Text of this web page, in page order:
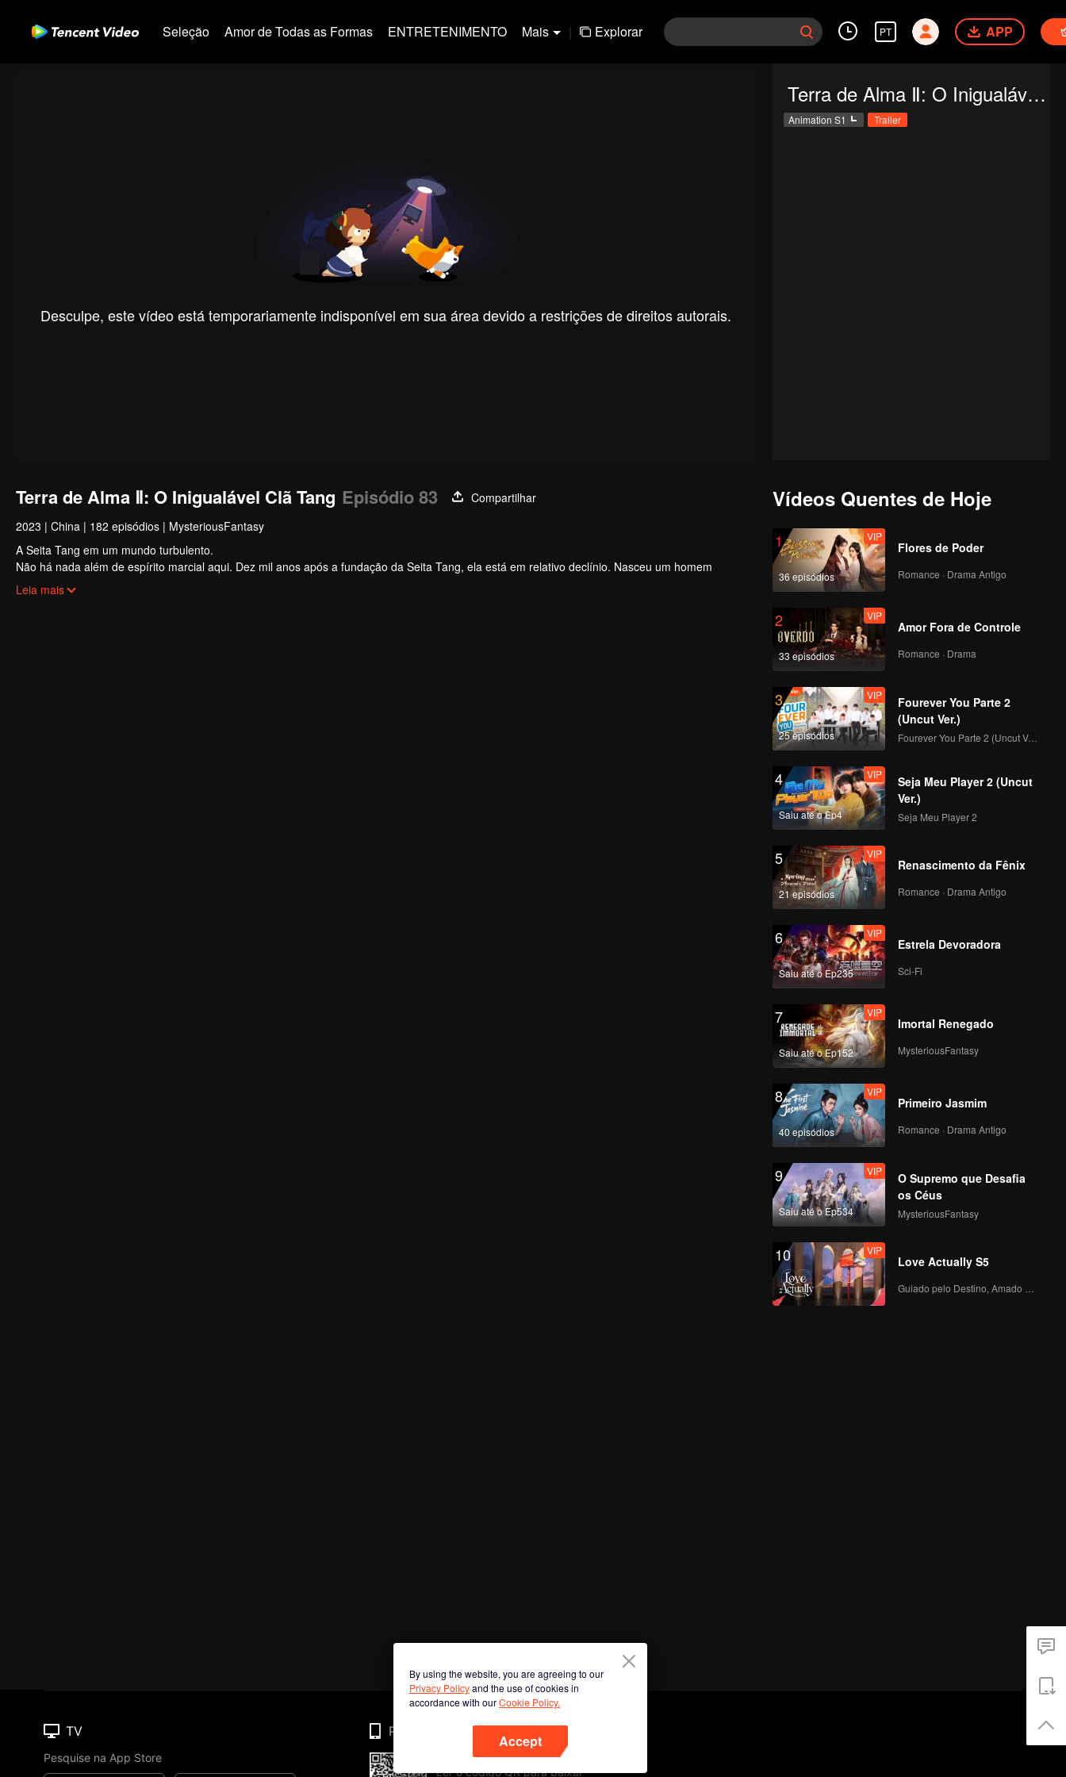
Seleção Amor de Todas as Formas ENTRETENIMENTO Mais | Explorar PT APP
Desculpe, este vídeo está temporariamente indisponível em sua área devido a restrições de direitos autorais.
Terra de Alma Ⅱ: O Inigualável Clã Tang
Animation S1 Trailer
Terra de Alma Ⅱ: O Inigualável Clã Tang Episódio 83
Compartilhar
2023 | China | 182 episódios | MysteriousFantasy
A Seita Tang em um mundo turbulento.
Não há nada além de espírito marcial aqui. Dez mil anos após a fundação da Seita Tang, ela está em relativo declínio. Nasceu um homem
extremamente talentoso. Os novos Shrek Seven Monsters podem reviver a Seita Tang e trazê-la de volta à glória?
Leia mais
Vídeos Quentes de Hoje
1
36 episódios
VIP
Flores de Poder
Romance · Drama Antigo
2
33 episódios
VIP
Amor Fora de Controle
Romance · Drama
3
25 episódios
VIP
Fourever You Parte 2
(Uncut Ver.)
Fourever You Parte 2 (Uncut Ver.)
4
Saiu até o Ep4
VIP
Seja Meu Player 2 (Uncut
Ver.)
Seja Meu Player 2
5
21 episódios
VIP
Renascimento da Fênix
Romance · Drama Antigo
6
Saiu até o Ep235
VIP
Estrela Devoradora
Sci-Fi
7
Saiu até o Ep152
VIP
Imortal Renegado
MysteriousFantasy
8
40 episódios
VIP
Primeiro Jasmim
Romance · Drama Antigo
9
Saiu até o Ep534
VIP
O Supremo que Desafia
os Céus
MysteriousFantasy
10 VIP
Love Actually S5
By using the website, you are agreeing to our
Privacy Policyand the use of cookies in
accordance with ourCookie Policy.
Accept
TV
Pesquise na App Store
Phone
Ler o código QR para baixar